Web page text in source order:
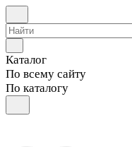
Каталог
По всему сайту
По каталогу